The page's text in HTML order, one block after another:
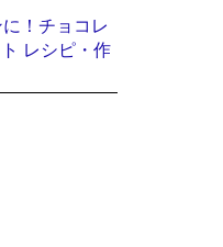
！チョコレ
レシピ・作